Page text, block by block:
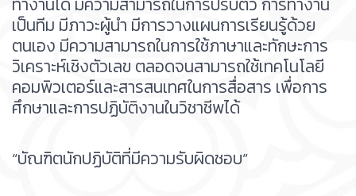
เป็นทีม มีภาวะผู้นำ มีการวางแผนการเรียนรู้ด้วย
ตนเอง มีความสามารถในการใช้ภาษาและทักษะการ
วิเคราะห์เชิงตัวเลข ตลอดจนสามารถใช้เทคโนโลยี
คอมพิวเตอร์และสารสนเทศในการสื่อสาร เพื่อการ
ศึกษาและการปฏิบัติงานในวิชาชีพได้
“บัณฑิตนักปฏิบัติที่มีความรับผิดชอบ”